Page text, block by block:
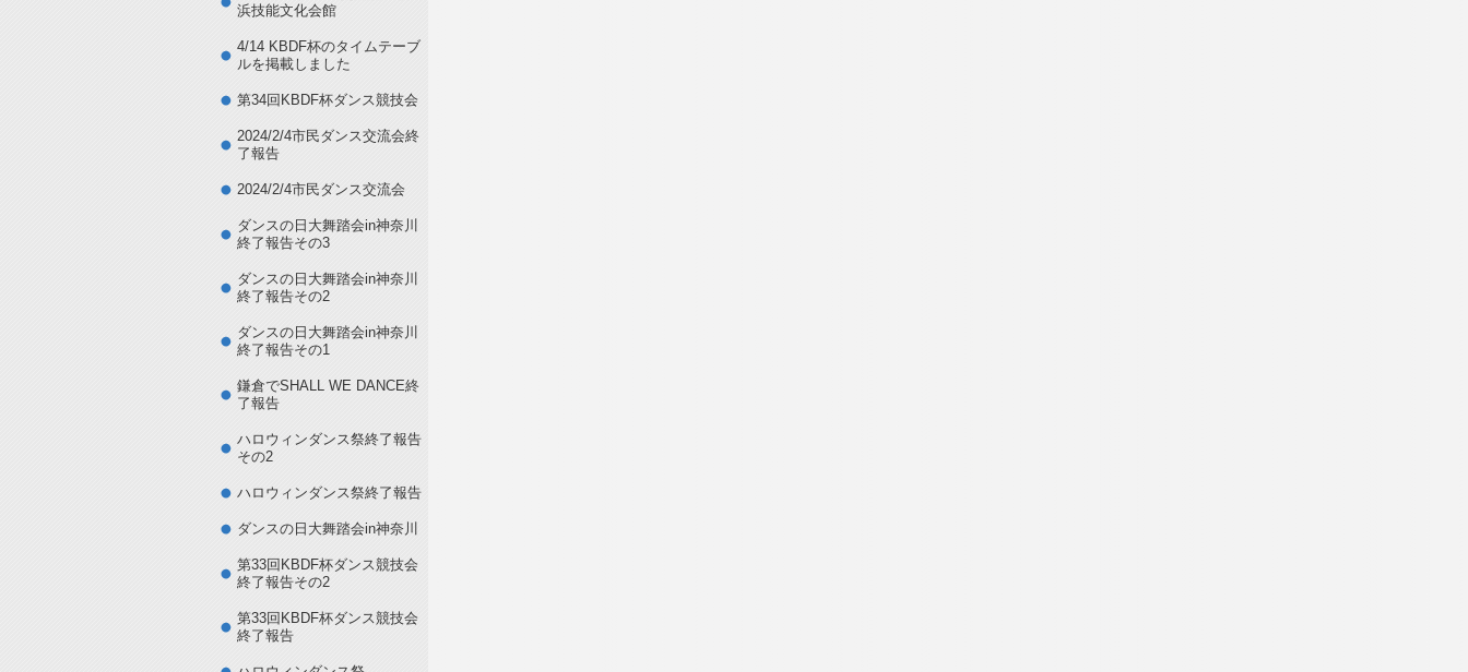
浜技能文化会館
4/14 KBDF杯のタイムテーブ
ルを掲載しました
第34回KBDF杯ダンス競技会
2024/2/4市民ダンス交流会終
了報告
2024/2/4市民ダンス交流会
ダンスの日大舞踏会in神奈川
終了報告その3
ダンスの日大舞踏会in神奈川
終了報告その2
ダンスの日大舞踏会in神奈川
終了報告その1
鎌倉でSHALL WE DANCE終
了報告
ハロウィンダンス祭終了報告
その2
ハロウィンダンス祭終了報告
ダンスの日大舞踏会in神奈川
第33回KBDF杯ダンス競技会
終了報告その2
第33回KBDF杯ダンス競技会
終了報告